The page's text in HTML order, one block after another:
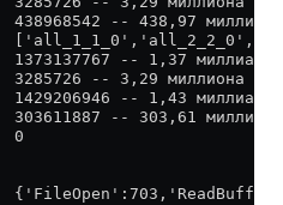
-- 438,97 миллиона
-- 1,37 миллиарда
-- 3,29 миллиона
-- 1,43 миллиарда
-- 303,61 миллиона
0